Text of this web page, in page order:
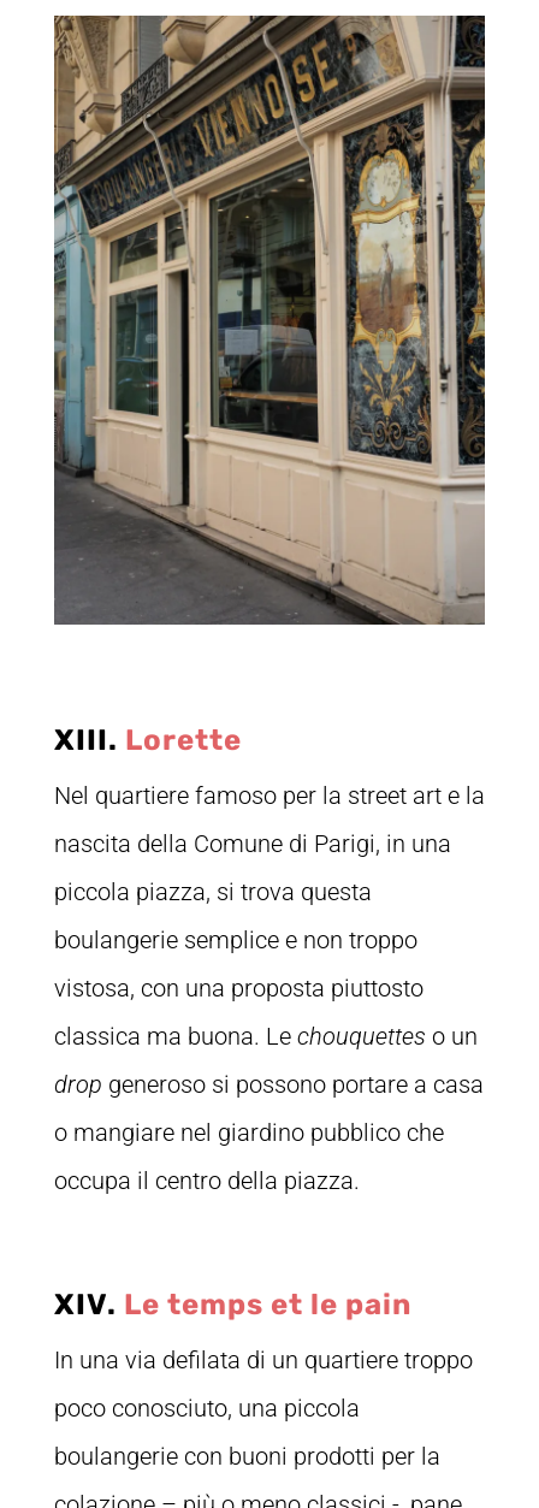
XIII. Lorette
Nel quartiere famoso per la street art e la
nascita della Comune di Parigi, in una
piccola piazza, si trova questa
boulangerie semplice e non troppo
vistosa, con una proposta piuttosto
classica ma buona. Le chouquettes o un
drop generoso si possono portare a casa
o mangiare nel giardino pubblico che
occupa il centro della piazza.
XIV. Le temps et le pain
In una via defilata di un quartiere troppo
poco conosciuto, una piccola
boulangerie con buoni prodotti per la